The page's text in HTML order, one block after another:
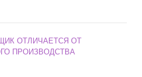
ОТЛИЧАЕТСЯ ОТ
ПРОИЗВОДСТВА